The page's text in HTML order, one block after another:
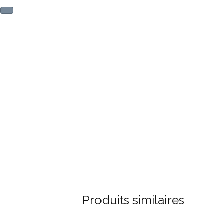
Produits similaires